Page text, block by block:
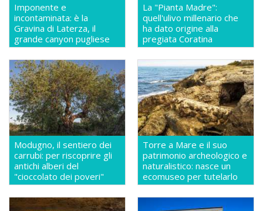
Imponente e
incontaminata: è la
Gravina di Laterza, il
grande canyon pugliese
La "Pianta Madre":
quell'ulivo millenario che
ha dato origine alla
pregiata Coratina
Modugno, il sentiero dei
carrubi: per riscoprire gli
antichi alberi del
"cioccolato dei poveri"
Torre a Mare e il suo
patrimonio archeologico e
naturalistico: nasce un
ecomuseo per tutelarlo